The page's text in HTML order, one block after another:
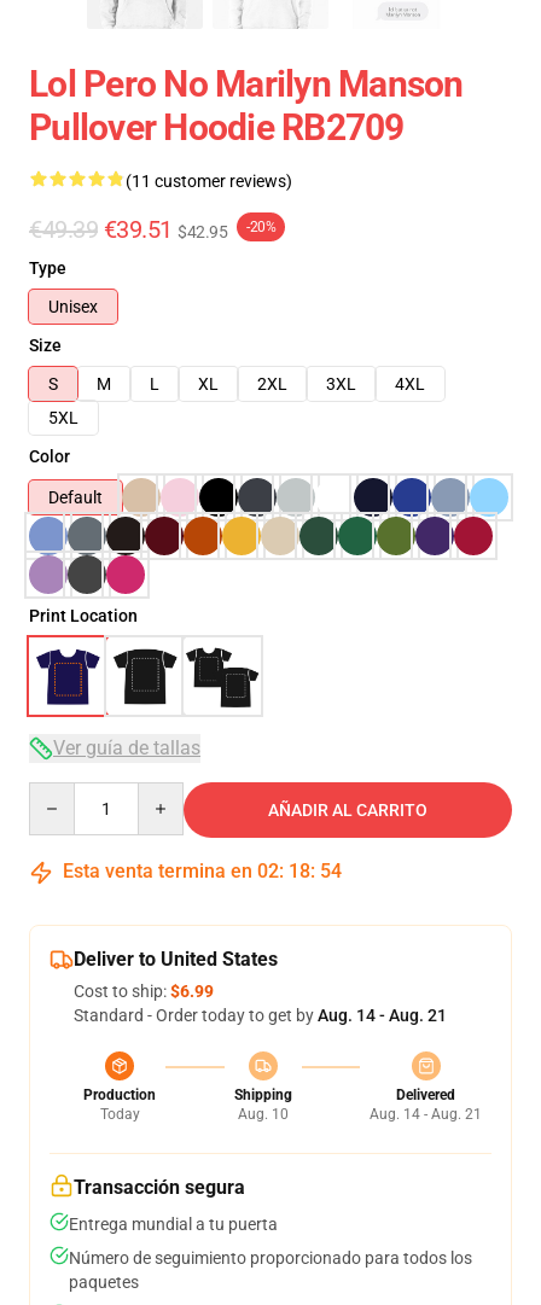
Lol Pero No Marilyn Manson
Pullover Hoodie RB2709
(11 customer reviews)
€49.39 €39.51 $42.95 -20%
Type
Unisex
Size
S
M L XL 2XL 3XL
4XL
5XL
Color
Default
Print Location
Ver guía de tallas
AÑADIR AL CARRITO
Esta venta termina en 02: 18: 53
Deliver to United States
Cost to ship:$6.99
Standard - Order today to get byAug. 14 - Aug. 21
Production
Today
Shipping
Aug. 10
Delivered
Aug. 14 - Aug. 21
Transacción segura
Entrega mundial a tu puerta
Número de seguimiento proporcionado para todos los
paquetes